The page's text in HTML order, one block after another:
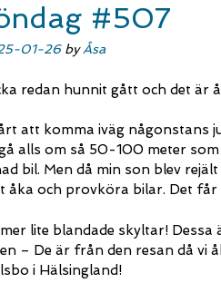
#507
01-26byÅsa
redan hunnit gått och det är
att komma iväg
alls om så 50-100 meter
bil. Men då min son blev
åka och provköra bilar. Det
lite blandade skyltar!
– De är från den resan då vi
i Hälsingland!